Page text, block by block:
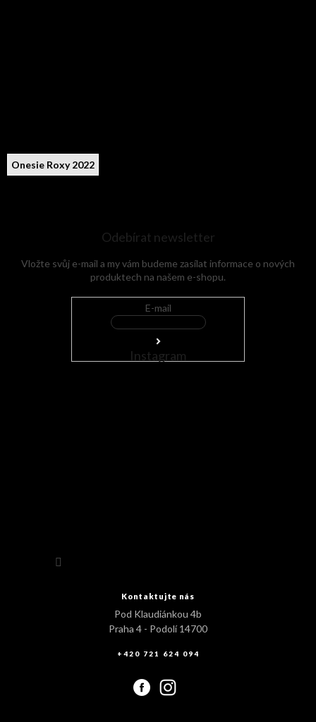
Onesie Roxy 2022
Odebírat newsletter
Vložte svůj e-mail a my vám budeme zasílat informace o nových
produktech na našem e-shopu.
E-mail
Instagram
Kontaktujte nás
Pod Klaudiánkou 4b
Praha 4 - Podolí 14700
+420 721 624 094